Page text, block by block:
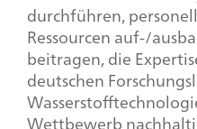
durchführen,
Ressourcen auf-/
beitragen, die
deutschen
Wettbewerb